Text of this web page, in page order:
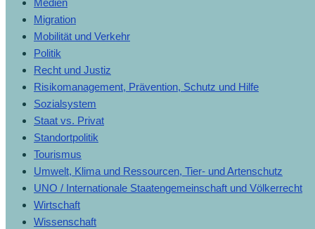
Medien
Migration
Mobilität und Verkehr
Politik
Recht und Justiz
Risikomanagement, Prävention, Schutz und Hilfe
Sozialsystem
Staat vs. Privat
Standortpolitik
Tourismus
Umwelt, Klima und Ressourcen, Tier- und Artenschutz
UNO / Internationale Staatengemeinschaft und Völkerrecht
Wirtschaft
Wissenschaft